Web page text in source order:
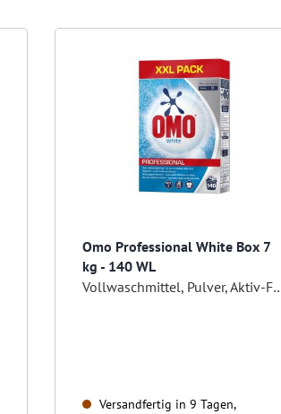
Omo Professional White Box 7
kg - 140 WL
Vollwaschmittel, Pulver, Aktiv-
Versandfertig in 9 Tagen,